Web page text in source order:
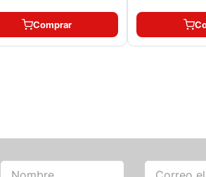
Comprar